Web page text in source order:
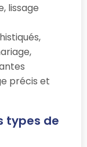
lissage
précis et
types de